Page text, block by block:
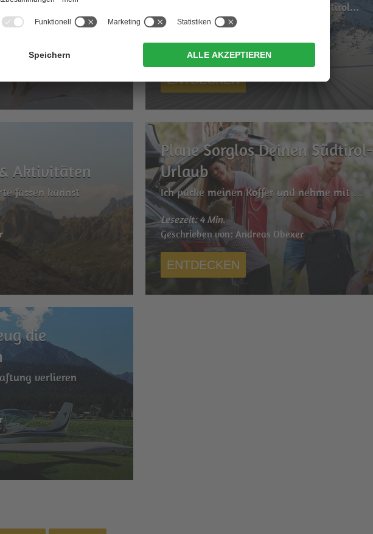
Winterurlaub Insidertipps zu den Skipisten in Südtirol...
Geschrieben von: Andreas Obexer
ENTDECKEN
Aktivitäten
fassen kannst
Plane Sorglos Deinen Südtirol-
Urlaub
Ich packe meinen Koffer und nehme mit …
Lesezeit: 4 Min.
Geschrieben von: Andreas Obexer
ENTDECKEN
die
verlieren